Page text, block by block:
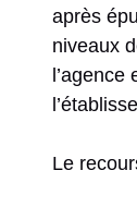
après
niveaux
Le